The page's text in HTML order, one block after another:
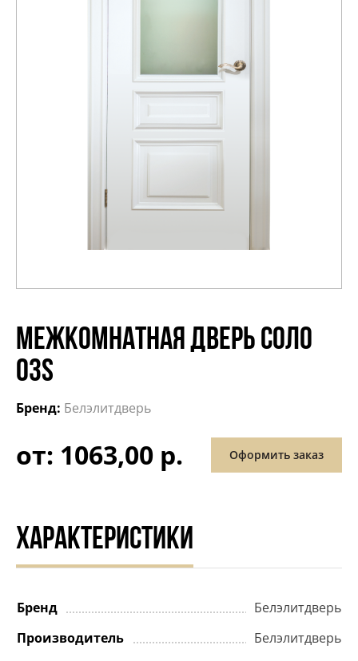
МЕЖКОМНАТНАЯ ДВЕРЬ СОЛО
03S
Бренд: Белэлитдверь
от: 1063,00 р. Оформить заказ
ХАРАКТЕРИСТИКИ
Бренд
Белэлитдверь
Производитель
Белэлитдверь